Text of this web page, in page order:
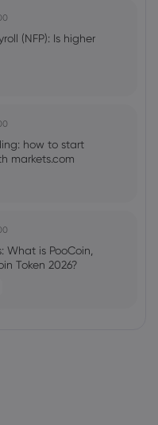
(NFP): Is higher
how to start
markets.com
is PooCoin,
Token 2026?